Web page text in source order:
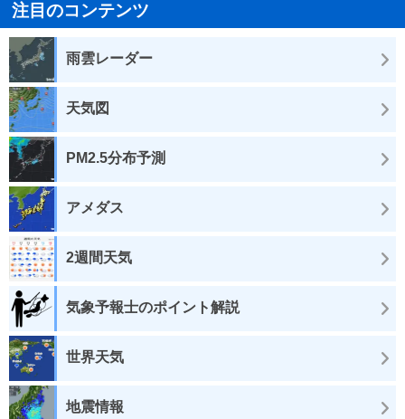
注目のコンテンツ
雨雲レーダー
天気図
PM2.5分布予測
アメダス
2週間天気
気象予報士のポイント解説
世界天気
地震情報